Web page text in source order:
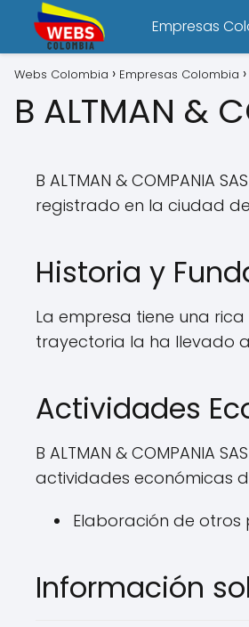
Empresas
Webs Colombia Empresas Colombia
B ALTMAN &
B ALTMAN & COMPANIA
registrado en la ciudad
Historia y
La empresa tiene una
trayectoria la ha llevado
Actividades
B ALTMAN & COMPANIA
actividades económicas
Elaboración de otros
Información